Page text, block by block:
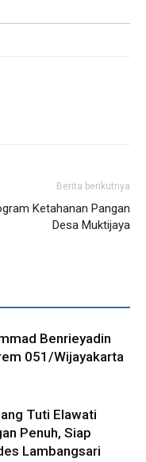
Berita berikutnya
Ketahanan Pangan
Desa Muktijaya
Benrieyadin
051/Wijayakarta
Tuti Elawati
Penuh, Siap
Lambangsari